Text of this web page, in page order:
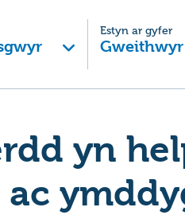
Estyn ar gyfer
yn